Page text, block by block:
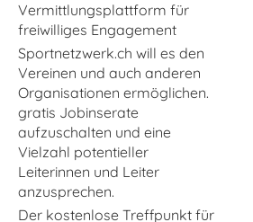
Vermittlungsplattform für
freiwilliges Engagement
Sportnetzwerk.ch will es den
Vereinen und auch anderen
Organisationen ermöglichen.
gratis Jobinserate
aufzuschalten und eine
Vielzahl potentieller
Leiterinnen und Leiter
anzusprechen.
Der kostenlose Treffpunkt für